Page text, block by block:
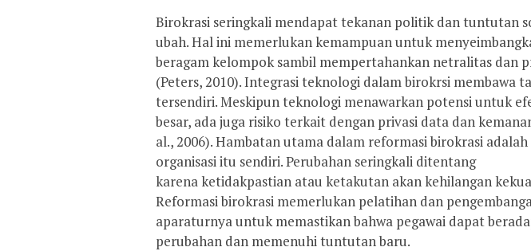
Birokrasi seringkali mendapat tekanan politik dan tuntutan
ubah. Hal ini memerlukan kemampuan untuk
beragam kelompok sambil mempertahankan netralitas dan
(Peters, 2010). Integrasi teknologi dalam birokrsi membawa
tersendiri. Meskipun teknologi menawarkan potensi untuk
besar, ada juga risiko terkait dengan privasi data dan
al., 2006). Hambatan utama dalam reformasi birokrasi
organisasi itu sendiri. Perubahan seringkali ditentang
karena ketidakpastian atau ketakutan akan kehilangan
Reformasi birokrasi memerlukan pelatihan dan
aparaturnya untuk memastikan bahwa pegawai dapat
perubahan dan memenuhi tuntutan baru.